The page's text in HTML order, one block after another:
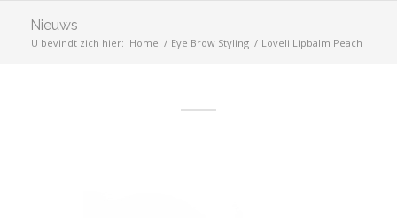
Nieuws
U bevindt zich hier: Home / Eye Brow Styling / Loveli Lipbalm Peach